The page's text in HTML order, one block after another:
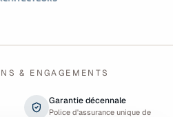
& ENGAGEMENTS
Garantie décennale
Police d'assurance unique de